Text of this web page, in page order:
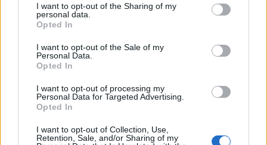
not limited to your visit or usage behaviour. You may click to
grant or deny consent to Google and its third-party tags to
use your data for below specified purposes in below Google
consent section.
I want to opt-out of the Sharing of my
personal data.
Opted In
I want to opt-out of the Sale of my
Personal Data.
Opted In
I want to opt-out of processing my
Personal Data for Targeted Advertising.
Opted In
I want to opt-out of Collection, Use,
Retention, Sale, and/or Sharing of my
Incidente fra due auto nella zona industriale di
Arzachena: c’è un ferito